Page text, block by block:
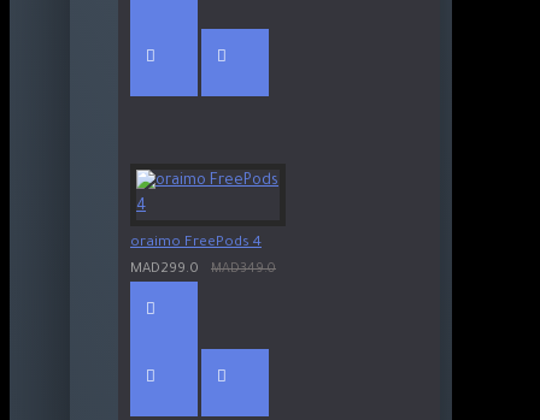
oraimo FreePods 4
MAD299.0
MAD349.0